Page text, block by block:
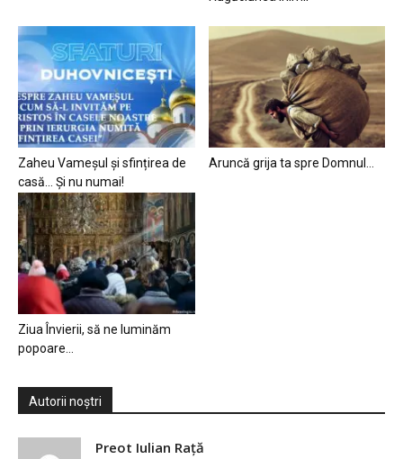
Zaheu Vameșul și sfințirea de
casă… Și nu numai!
Aruncă grija ta spre Domnul…
Ziua Învierii, să ne luminăm
popoare…
Autorii noștri
Preot Iulian Raţă